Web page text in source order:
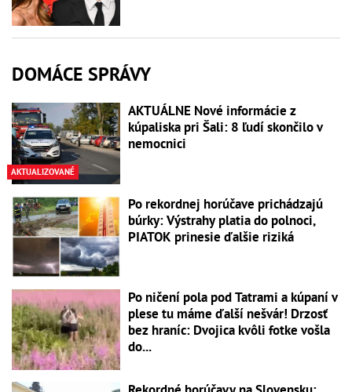
DOMÁCE SPRÁVY
AKTUALIZOVANÉ
AKTUÁLNE Nové informácie z
kúpaliska pri Šali: 8 ľudí skončilo v
nemocnici
Po rekordnej horúčave prichádzajú
búrky: Výstrahy platia do polnoci,
PIATOK prinesie ďalšie riziká
Po ničení pola pod Tatrami a kúpaní v
plese tu máme ďalší nešvár! Drzosť
bez hraníc: Dvojica kvôli fotke vošla
do...